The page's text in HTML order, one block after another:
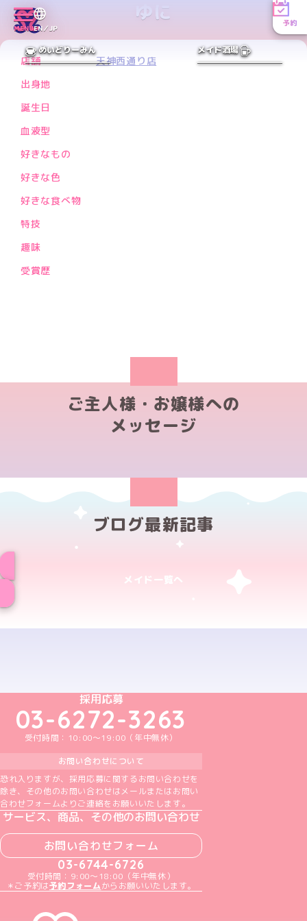
MENUEN／JP
予約
めいどりーみん メイド酒場
ゆに
PREV
NEXT
店舗
天神西通り店
出身地
誕生日
血液型
好きなもの
好きな色
好きな食べ物
特技
趣味
受賞歴
ご主人様・お嬢様への
メッセージ
ブログ最新記事
メイド一覧へ
めいどりーみんTikTok公式アカウント
めいどりーみんX公式アカウント
採用応募
03-6272-3263
受付時間：10:00～19:00（年中無休）
お問い合わせについて
恐れ入りますが、採用応募に関するお問い合わせを
除き、その他のお問い合わせはメールまたはお問い
合わせフォームよりご連絡をお願いいたします。
サービス、商品、その他のお問い合わせ
お問い合わせフォーム
03-6744-6726
受付時間：9:00～18:00（年中無休）
＊ご予約は予約フォームからお願いいたします。